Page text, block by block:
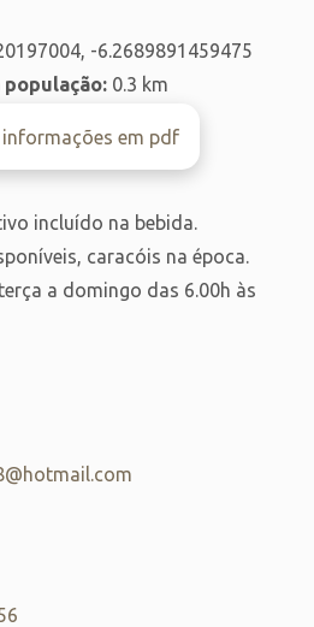
-6.2689891459475
população: 0.3 km
informações em pdf
incluído na bebida.
caracóis na época.
a domingo das 6.00h às